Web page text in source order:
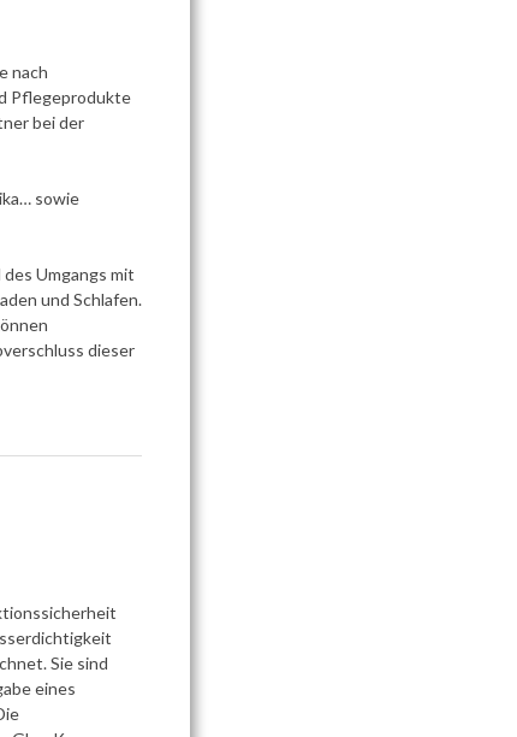
nach
Pflegeprodukte
bei der
sowie
Umgangs mit
und Schlafen.
dieser
Sie sind
eines